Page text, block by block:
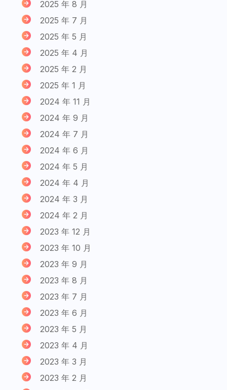
2025 年 8 月
2025 年 7 月
2025 年 5 月
2025 年 4 月
2025 年 2 月
2025 年 1 月
2024 年 11 月
2024 年 9 月
2024 年 7 月
2024 年 6 月
2024 年 5 月
2024 年 4 月
2024 年 3 月
2024 年 2 月
2023 年 12 月
2023 年 10 月
2023 年 9 月
2023 年 8 月
2023 年 7 月
2023 年 6 月
2023 年 5 月
2023 年 4 月
2023 年 3 月
2023 年 2 月